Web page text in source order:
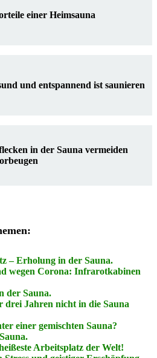
einer Heimsauna
und entspannend ist saunieren
in der Sauna vermeiden
– Erholung in der Sauna.
wegen Corona: Infrarotkabinen
der Sauna.
Jahren nicht in die Sauna
einer gemischten Sauna?
Arbeitsplatz der Welt!